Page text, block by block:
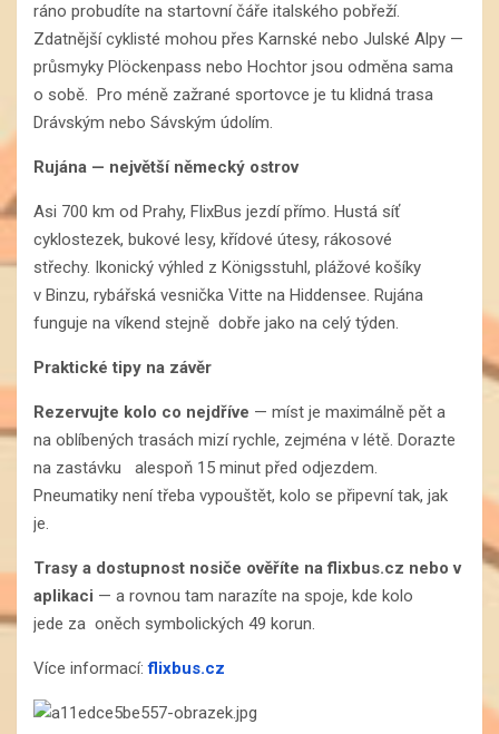
ráno probudíte na startovní čáře italského pobřeží.
Zdatnější cyklisté mohou přes Karnské nebo Julské Alpy —
průsmyky Plöckenpass nebo Hochtor jsou odměna sama
o sobě. Pro méně zažrané sportovce je tu klidná trasa
Drávským nebo Sávským údolím.
Rujána — největší německý ostrov
Asi 700 km od Prahy, FlixBus jezdí přímo. Hustá síť
cyklostezek, bukové lesy, křídové útesy, rákosové
střechy. Ikonický výhled z Königsstuhl, plážové košíky
v Binzu, rybářská vesnička Vitte na Hiddensee. Rujána
funguje na víkend stejně dobře jako na celý týden.
Praktické tipy na závěr
Rezervujte kolo co nejdříve — míst je maximálně pět a
na oblíbených trasách mizí rychle, zejména v létě. Dorazte
na zastávku alespoň 15 minut před odjezdem.
Pneumatiky není třeba vypouštět, kolo se připevní tak, jak
je.
Trasy a dostupnost nosiče ověříte na flixbus.cz nebo v
aplikaci — a rovnou tam narazíte na spoje, kde kolo
jede za oněch symbolických 49 korun.
Více informací:flixbus.cz